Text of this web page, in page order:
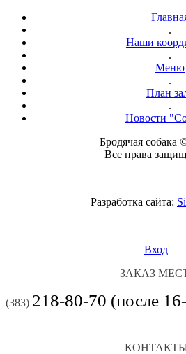
.
Наши
.
Меню
.
План
.
Новости
Бродячая собака
Все права
Разработка сайта:
Вход
ЗАКАЗ
(383) 218-80-70 (после